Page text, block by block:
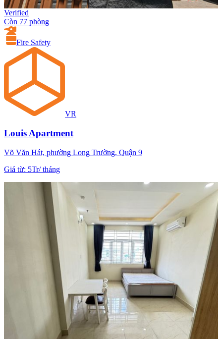
Verified
Còn 77 phòng
Fire Safety
VR
Louis Apartment
Võ Văn Hát, phường Long Trường, Quận 9
Giá từ: 5Tr/tháng